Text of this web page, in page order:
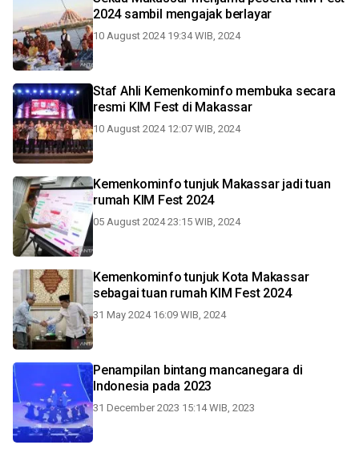
2024 sambil mengajak berlayar
10 August 2024 19:34 WIB, 2024
Staf Ahli Kemenkominfo membuka secara
resmi KIM Fest di Makassar
10 August 2024 12:07 WIB, 2024
Kemenkominfo tunjuk Makassar jadi tuan
rumah KIM Fest 2024
05 August 2024 23:15 WIB, 2024
Kemenkominfo tunjuk Kota Makassar
sebagai tuan rumah KIM Fest 2024
31 May 2024 16:09 WIB, 2024
Penampilan bintang mancanegara di
Indonesia pada 2023
31 December 2023 15:14 WIB, 2023